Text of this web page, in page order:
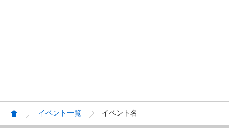
イベント一覧 イベント名